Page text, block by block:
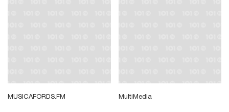
MUSICAFORDS.FM MultiMedia